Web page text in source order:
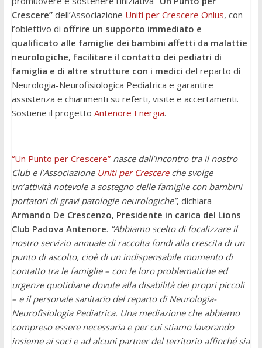
Crescere” dell’Associazione Uniti per Crescere Onlus, con
l’obiettivo di offrire un supporto immediato e
qualificato alle famiglie dei bambini affetti da malattie
neurologiche, facilitare il contatto dei pediatri di
famiglia e di altre strutture con i medici del reparto di
Neurologia-Neurofisiologica Pediatrica e garantire
assistenza e chiarimenti su referti, visite e accertamenti.
Sostiene il progetto Antenore Energia.
“Un Punto per Crescere”nasce dall’incontro tra il nostro
Club e l’Associazione Uniti per Crescere che svolge
un’attività notevole a sostegno delle famiglie con bambini
portatori di gravi patologie neurologiche”, dichiara
Armando De Crescenzo, Presidente in carica del Lions
Club Padova Antenore. “Abbiamo scelto di focalizzare il
nostro servizio annuale di raccolta fondi alla crescita di un
punto di ascolto, cioè di un indispensabile momento di
contatto tra le famiglie – con le loro problematiche ed
urgenze quotidiane dovute alla disabilità dei propri piccoli
– e il personale sanitario del reparto di Neurologia-
Neurofisiologia Pediatrica. Una mediazione che abbiamo
compreso essere necessaria e per cui stiamo lavorando
insieme ai soci e ad alcuni partner del territorio affinché sia